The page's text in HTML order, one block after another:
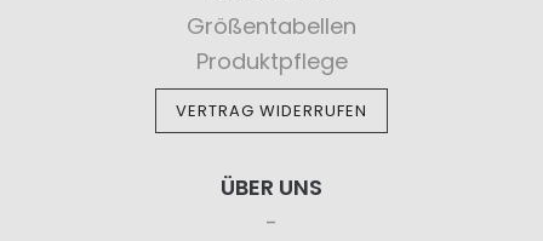
Größentabellen
Produktpflege
VERTRAG WIDERRUFEN
ÜBER UNS